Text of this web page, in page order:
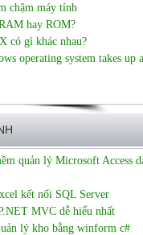
chậm máy tính
hay ROM?
có gì khác nhau?
operating system takes
quản lý Microsoft Access
kết nối SQL Server
MVC dễ hiểu nhất
lý kho bằng winform c#